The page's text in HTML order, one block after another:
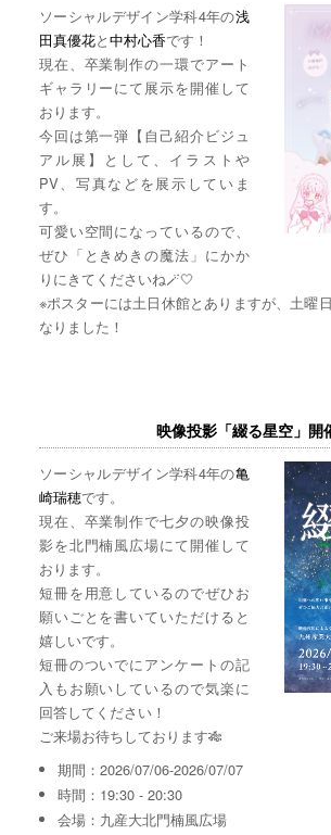
ソーシャルデザイン学科4年の浅
田真優花と中村心香です！
現在、卒業制作の一環でアート
ギャラリーにて展示を開催して
おります。
今回は第一弾【自己紹介ビジュ
アル展】として、イラストや
PV、写真などを展示していま
す。
可愛い空間になっているので、
ぜひ「ときめきの魔法」にかか
りにきてくださいね🪄🤍
※ポスターには土日休館とありますが、土曜
なりました！
映像投影「綴る星空」
ソーシャルデザイン学科4年の亀
崎瑞穂です。
現在、卒業制作で七夕の映像投
影を北門楠風広場にて開催して
おります。
短冊を用意しているのでぜひお
願いごとを書いていただけると
嬉しいです。
短冊のついでにアンケートの記
入もお願いしているので気楽に
回答してください！
ご来場お待ちしております🎋
期間：2026/07/06-2026/07/07
時間：19:30 - 20:30
会場：九産大北門楠風広場